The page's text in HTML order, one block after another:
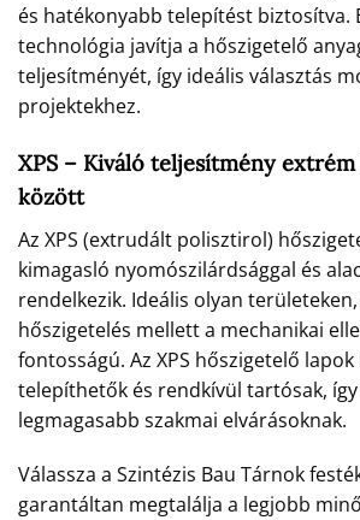
és hatékonyabb telepítést biztosítva.
technológia javítja a hőszigetelő
teljesítményét, így ideális választás
projektekhez.
XPS – Kiváló teljesítmény
között
Az XPS (extrudált polisztirol)
kimagasló nyomószilárdsággal és
rendelkezik. Ideális olyan
hőszigetelés mellett a mechanikai
fontosságú. Az XPS hőszigetelő
telepíthetők és rendkívül tartósak,
legmagasabb szakmai elvárásoknak.
Válassza a Szintézis Bau Tárnok
garantáltan megtalálja a legjobb